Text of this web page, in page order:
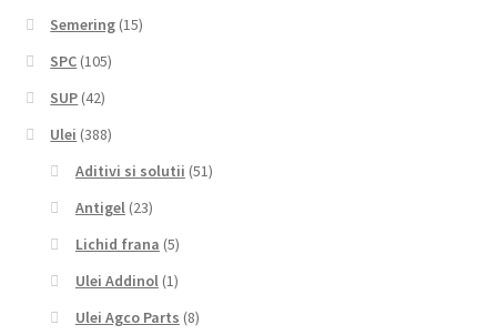
Semering (15)
SPC (105)
SUP (42)
Ulei (388)
Aditivi si solutii (51)
Antigel (23)
Lichid frana (5)
Ulei Addinol (1)
Ulei Agco Parts (8)